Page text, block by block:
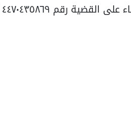
٤٤٧٠٤٣٥٨٦٩ لعام ١٤٤٤ هـ